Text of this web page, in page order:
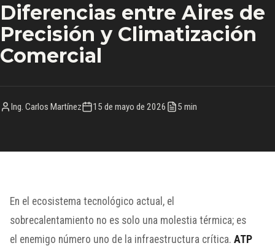
Diferencias entre Aires de
Precisión y Climatización
Comercial
Ing. Carlos Martínez 15 de mayo de 2026 5 min
En el ecosistema tecnológico actual, el
sobrecalentamiento no es solo una molestia térmica; es
el enemigo número uno de la infraestructura crítica. ATP